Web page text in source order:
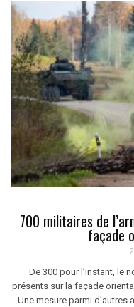
700 militaires de
façade
De 300 pour l’instant, le
présents sur la façade
Une mesure parmi d’autres